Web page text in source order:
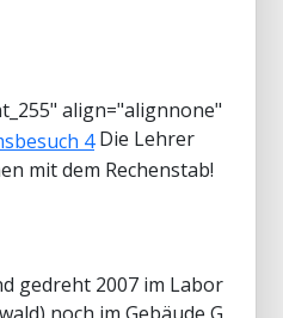
align="alignnone"
Die Lehrer
mit dem Rechenstab!
gedreht 2007 im Labor